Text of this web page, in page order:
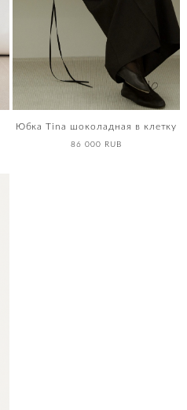
Юбка Tina шоколадная в клетку
86 000 RUB